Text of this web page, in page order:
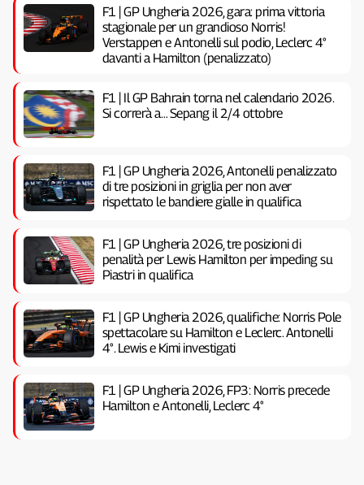
F1 | GP Ungheria 2026, gara: prima vittoria
stagionale per un grandioso Norris!
Verstappen e Antonelli sul podio, Leclerc 4°
davanti a Hamilton (penalizzato)
F1 | Il GP Bahrain torna nel calendario 2026.
Si correrà a… Sepang il 2/4 ottobre
F1 | GP Ungheria 2026, Antonelli penalizzato
di tre posizioni in griglia per non aver
rispettato le bandiere gialle in qualifica
F1 | GP Ungheria 2026, tre posizioni di
penalità per Lewis Hamilton per impeding su
Piastri in qualifica
F1 | GP Ungheria 2026, qualifiche: Norris Pole
spettacolare su Hamilton e Leclerc. Antonelli
4°. Lewis e Kimi investigati
F1 | GP Ungheria 2026, FP3: Norris precede
Hamilton e Antonelli, Leclerc 4°